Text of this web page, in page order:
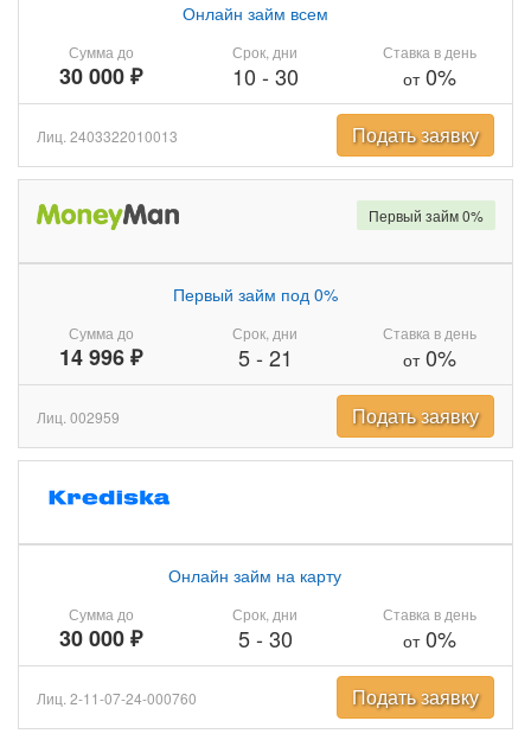
Сумма до
30 000 ₽
Онлайн займ всем
Срок, дни
10 - 30
Ставка в день
от0%
Лиц. 2403322010013 Подать заявку
Сумма до
14 996 ₽
Первый займ под 0%
Срок, дни
5- 21
Ставка в день
от0%
Первый займ 0%
Лиц. 002959 Подать заявку
Сумма до
30 000 ₽
Онлайн займ на карту
Срок, дни
5- 30
Ставка в день
от0%
Лиц. 2-11-07-24-000760 Подать заявку